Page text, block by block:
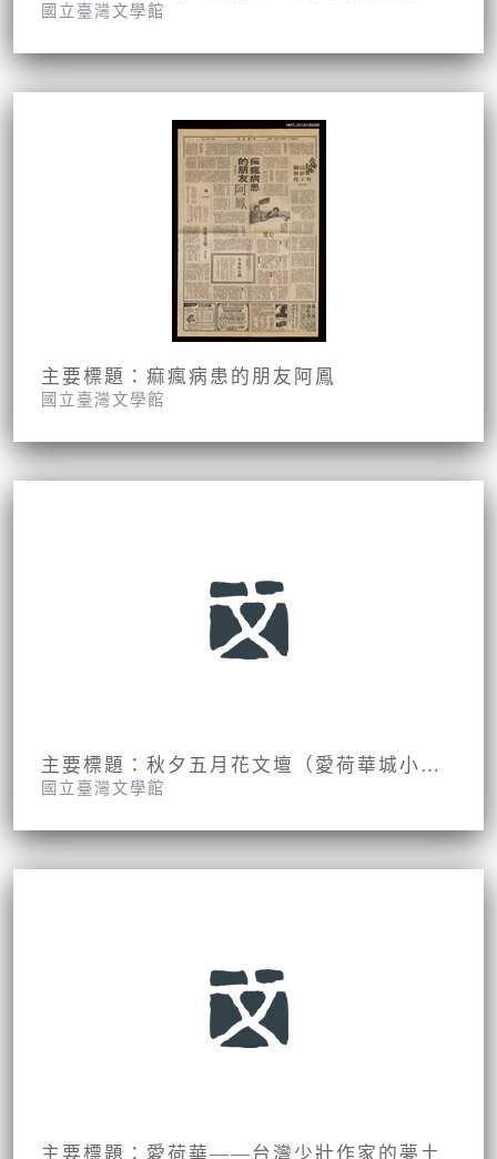
國立臺灣文學館
主要標題：痲瘋病患的朋友阿鳳
報紙名稱：中央日報
國立臺灣文學館
主要標題：秋夕五月花文壇（愛荷華城小記）
報紙名稱：中國時報
國立臺灣文學館
主要標題：愛荷華——台灣少壯作家的夢土